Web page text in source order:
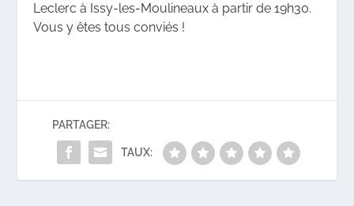
Leclerc à Issy-les-Moulineaux à partir de 19h30.
Vous y êtes tous conviés !
PARTAGER:
TAUX: